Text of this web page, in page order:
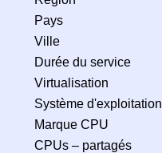
Pays
Ville
Durée du service
Virtualisation
Système d'exploitation
Marque CPU
CPUs – partagés